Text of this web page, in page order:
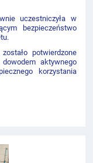
uczestniczyła w
bezpieczeństwo
potwierdzone
aktywnego
korzystania